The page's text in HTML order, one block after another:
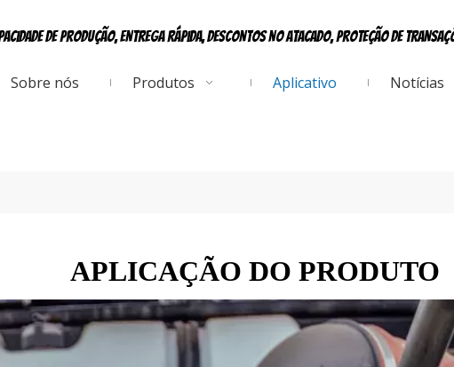
de produção, entrega rápida, descontos no atacado, proteção de
Sobre nós Produtos Aplicativo Notícias
APLICAÇÃO DO PRODUTO